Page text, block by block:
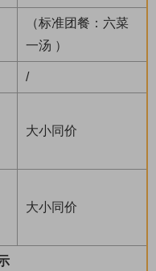
（标准团餐：六菜
一汤 ）
/
大小同价
大小同价